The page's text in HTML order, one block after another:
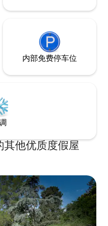
内部免费停车位
他优质度假屋